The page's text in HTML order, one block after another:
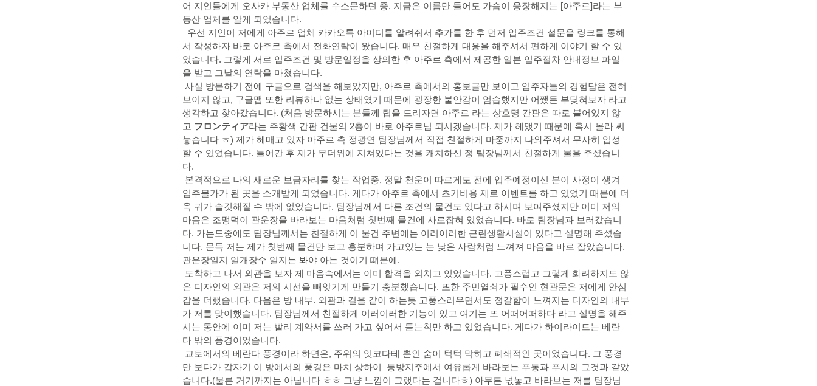
아주좋은집 :: 펫 가능 특집 아주좋은집 :: 혼자사는집
아주좋은집 :: 카운터 키친
어 지인들에게 오사카 부동산 업체를 수소문하던 중, 지금은 이름만 들어도 가슴이 웅장해지는 [아주르]라는 부
동산 업체를 알게 되었습니다.
우선 지인이 저에게 아주르 업체 카카오톡 아이디를 알려줘서 추가를 한 후 먼저 입주조건 설문을 링크를 통해
서 작성하자 바로 아주르 측에서 전화연락이 왔습니다. 매우 친절하게 대응을 해주셔서 편하게 이야기 할 수 있
었습니다. 그렇게 서로 입주조건 및 방문일정을 상의한 후 아주르 측에서 제공한 일본 입주절차 안내정보 파일
을 받고 그날의 연락을 마쳤습니다.
사실 방문하기 전에 구글으로 검색을 해보았지만, 아주르 측에서의 홍보글만 보이고 입주자들의 경험담은 전혀
보이지 않고, 구글맵 또한 리뷰하나 없는 상태였기 때문에 굉장한 불안감이 엄습했지만 어쨌든 부딪혀보자 라고
생각하고 찾아갔습니다. (처음 방문하시는 분들께 팁을 드리자면 아주르 라는 상호명 간판은 따로 붙어있지 않
고 フロンティア라는 주황색 간판 건물의 2층이 바로 아주르님 되시겠습니다. 제가 헤맸기 때문에 혹시 몰라 써
놓습니다 ㅎ) 제가 헤매고 있자 아주르 측 정광연 팀장님께서 직접 친절하게 마중까지 나와주셔서 무사히 입성
할 수 있었습니다. 들어간 후 제가 무더위에 지쳐있다는 것을 캐치하신 정 팀장님께서 친절하게 물을 주셨습니
다.
본격적으로 나의 새로운 보금자리를 찾는 작업중, 정말 천운이 따르게도 전에 입주예정이신 분이 사정이 생겨
입주불가가 된 곳을 소개받게 되었습니다. 게다가 아주르 측에서 초기비용 제로 이벤트를 하고 있었기 때문에 더
욱 귀가 솔깃해질 수 밖에 없었습니다. 팀장님께서 다른 조건의 물건도 있다고 하시며 보여주셨지만 이미 저의
마음은 조맹덕이 관운장을 바라보는 마음처럼 첫번째 물건에 사로잡혀 있었습니다. 바로 팀장님과 보러갔습니
다. 가는도중에도 팀장님께서는 친절하게 이 물건 주변에는 이러이러한 근린생활시설이 있다고 설명해 주셨습
니다. 문득 저는 제가 첫번째 물건만 보고 흥분하며 가고있는 눈 낮은 사람처럼 느껴져 마음을 바로 잡았습니다.
관운장일지 일개장수 일지는 봐야 아는 것이기 떄문에.
도착하고 나서 외관을 보자 제 마음속에서는 이미 합격을 외치고 있었습니다. 고풍스럽고 그렇게 화려하지도 않
은 디자인의 외관은 저의 시선을 빼앗기게 만들기 충분했습니다. 또한 주민열쇠가 필수인 현관문은 저에게 안심
감을 더했습니다. 다음은 방 내부. 외관과 결을 같이 하는듯 고풍스러우면서도 정갈함이 느껴지는 디자인의 내부
가 저를 맞이했습니다. 팀장님께서 친절하게 이러이러한 기능이 있고 여기는 또 어떠어떠하다 라고 설명을 해주
시는 동안에 이미 저는 빨리 계약서를 쓰러 가고 싶어서 듣는척만 하고 있었습니다. 게다가 하이라이트는 베란
다 밖의 풍경이었습니다.
교토에서의 베란다 풍경이라 하면은, 주위의 잇코다테 뿐인 숨이 턱턱 막히고 폐쇄적인 곳이었습니다. 그 풍경
만 보다가 갑자기 이 방에서의 풍경은 마치 상하이  동방지주에서 여유롭게 바라보는 푸동과 푸시의 그것과 같았
습니다.(물론 거기까지는 아닙니다 ㅎㅎ 그냥 느낌이 그랬다는 겁니다ㅎ) 아무튼 넋놓고 바라보는 저를 팀장님